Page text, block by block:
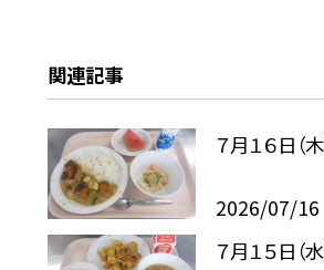
関連記事
７月１６日（
2026/07/16
７月１５日（